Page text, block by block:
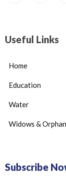
Useful Links
Home
Education
Water
Widows &
Subscribe